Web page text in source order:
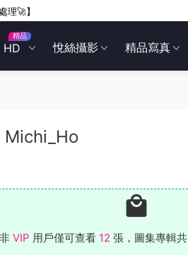
HD
精品
悅絲攝影 精品寫真
理🚀】
Michi_Ho
非 VIP 用戶僅可查看 12 張，圖集專輯共